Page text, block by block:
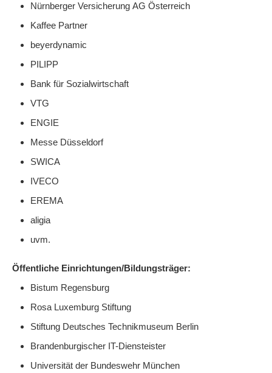
Nürnberger Versicherung AG Österreich
Kaffee Partner
beyerdynamic
PILIPP
Bank für Sozialwirtschaft
VTG
ENGIE
Messe Düsseldorf
SWICA
IVECO
EREMA
aligia
uvm.
Öffentliche Einrichtungen/Bildungsträger:
Bistum Regensburg
Rosa Luxemburg Stiftung
Stiftung Deutsches Technikmuseum Berlin
Brandenburgischer IT-Diensteister
Universität der Bundeswehr München